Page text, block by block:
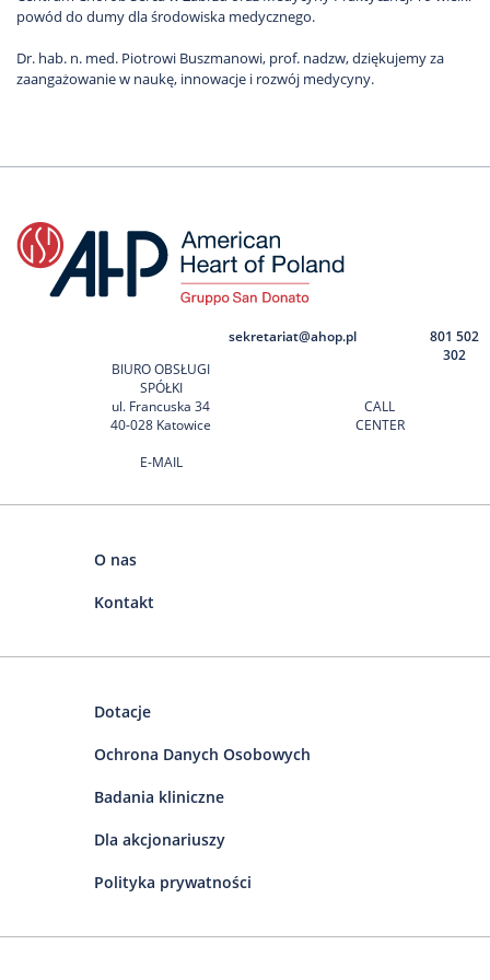
powód do dumy dla środowiska medycznego.
Dr. hab. n. med. Piotrowi Buszmanowi, prof. nadzw, dziękujemy za
zaangażowanie w naukę, innowacje i rozwój medycyny.
BIURO OBSŁUGI
SPÓŁKI
ul. Francuska 34
40-028 Katowice
E-MAIL
sekretariat@ahop.pl
CALL
CENTER
801 502
302
O nas
Kontakt
Dotacje
Ochrona Danych Osobowych
Badania kliniczne
Dla akcjonariuszy
Polityka prywatności